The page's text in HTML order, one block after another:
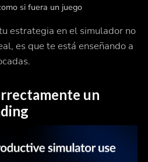
si fuera un juego
estrategia en el simulador no
es que te está enseñando a
un